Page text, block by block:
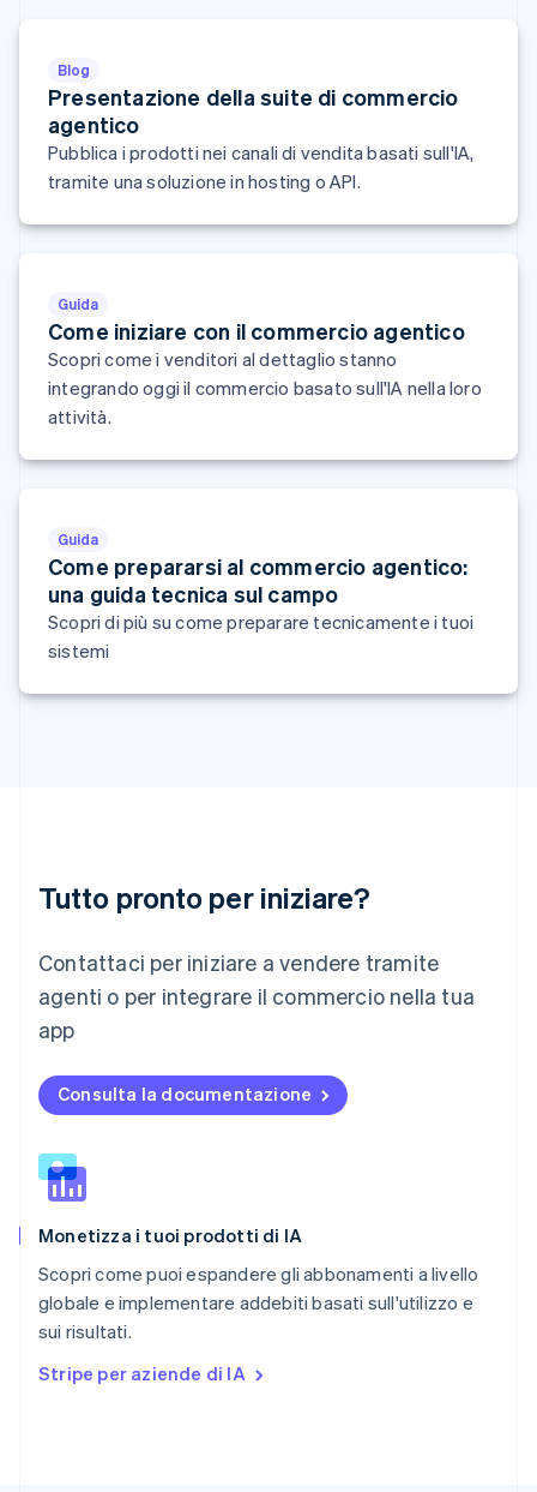
Blog
Presentazione della suite di commercio
agentico
Pubblica i prodotti nei canali di vendita basati sull'IA,
tramite una soluzione in hosting o API.
Guida
Come iniziare con il commercio agentico
Scopri come i venditori al dettaglio stanno
integrando oggi il commercio basato sull'IA nella loro
attività.
Guida
Come prepararsi al commercio agentico:
una guida tecnica sul campo
Scopri di più su come preparare tecnicamente i tuoi
sistemi
Tutto pronto per iniziare?
Contattaci per iniziare a vendere tramite
agenti o per integrare il commercio nella tua
app
Consulta la documentazione
Monetizza i tuoi prodotti di IA
Scopri come puoi espandere gli abbonamenti a livello
globale e implementare addebiti basati sull'utilizzo e
sui risultati.
Stripe per aziende di IA
Deutsch
Giappone
Gibilterra
English
Grecia
India
English
Italia
ItalianoEnglish
Lettonia
English
Liechtenstein
Lituania
Lussemburgo
Malaysia
English简体中文
Malta
English
EspañolEnglish
English
Portogallo
RAS di Hong Kong, Cina
English 简体中文
Regno Unito
English
Romania
Singapore
English
English
English Italiano
Spagna
EspañolEnglish
EnglishEspañol 简体中文